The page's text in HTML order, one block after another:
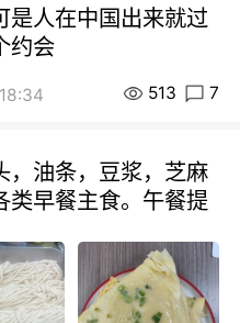
是人在中国出来就过
约会
513 7
，油条，豆浆，芝麻
类早餐主食。午餐提